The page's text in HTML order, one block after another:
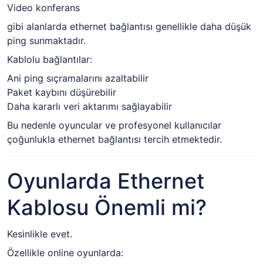
Video konferans
gibi alanlarda ethernet bağlantısı genellikle daha düşük
ping sunmaktadır.
Kablolu bağlantılar:
Ani ping sıçramalarını azaltabilir
Paket kaybını düşürebilir
Daha kararlı veri aktarımı sağlayabilir
Bu nedenle oyuncular ve profesyonel kullanıcılar
çoğunlukla ethernet bağlantısı tercih etmektedir.
Oyunlarda Ethernet
Kablosu Önemli mi?
Kesinlikle evet.
Özellikle online oyunlarda: